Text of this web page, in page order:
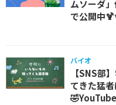
ムソーダ
で公開中
バイオ
【SNS部
てきた猛